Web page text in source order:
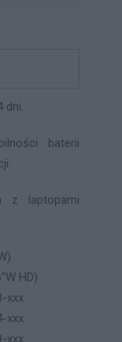
dni.
baterii
z laptopami
HD)
xxx
xxx
xxx